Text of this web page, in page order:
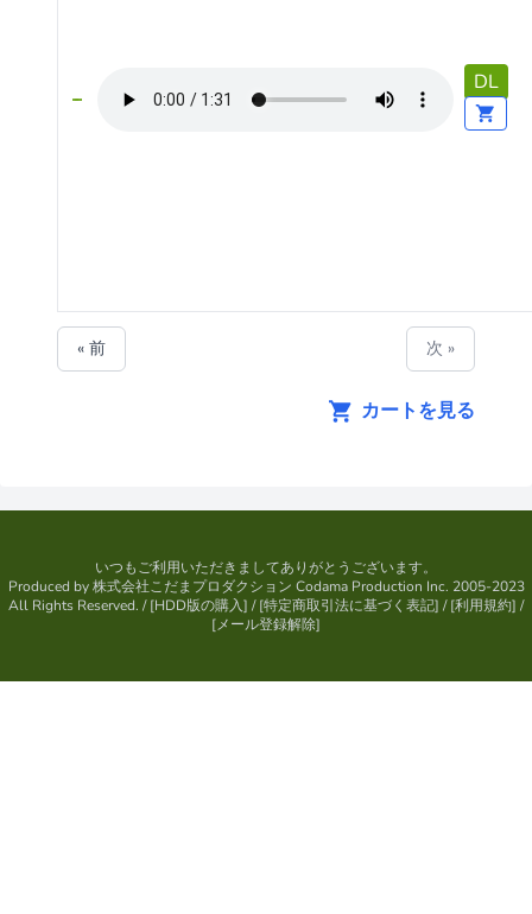
DL
« 前 次 »
カートを見る
いつもご利用いただきましてありがとうございます。
Produced by株式会社こだまプロダクション Codama Production Inc. 2005-2023
All Rights Reserved. / [HDD版の購入] / [特定商取引法に基づく表記] / [利用規約] /
[メール登録解除]